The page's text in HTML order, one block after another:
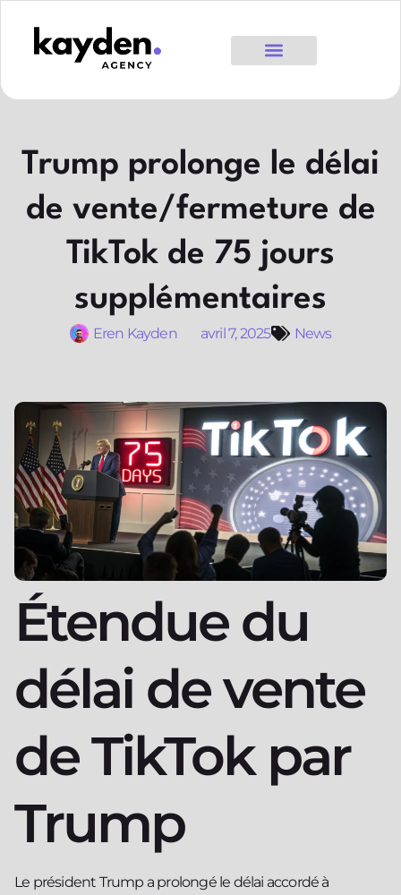
Trump prolonge le délai
de vente/fermeture de
TikTok de 75 jours
supplémentaires
Eren Kayden avril 7, 2025 News
Étendue du
délai de vente
de TikTok par
Trump
Le président Trump a prolongé le délai accordé à